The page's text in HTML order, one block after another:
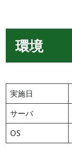
環境
実施日
サーバ
OS